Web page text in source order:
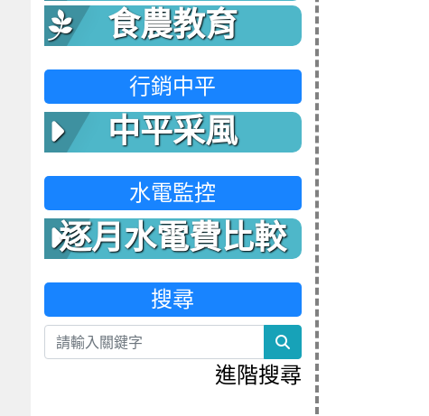
食農教育
行銷中平
中平采風
水電監控
逐月水電費比較
表
搜尋
search
進階搜尋